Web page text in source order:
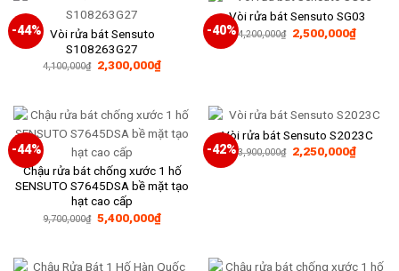
-44%
Vòi rửa bát Sensuto
S108263G27
4,100,000₫ Giá
gốc
2,300,000₫Giá
hiện
2,300,000₫.
-40%
Vòi rửa bát Sensuto SG03
4,200,000₫ Giá
gốc
2,500,000₫Giá
hiện
-44%
Chậu rửa bát chống xước 1 hố
SENSUTO S7645DSA bề mặt tạo
hạt cao cấp
9,700,000₫ Giá
gốc
5,400,000₫Giá
hiện
5,400,000₫.
-42%
Vòi rửa bát Sensuto S2023C
3,900,000₫ Giá
gốc
2,250,000₫Giá
hiện